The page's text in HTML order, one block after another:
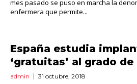
mes pasado se puso en marcha la
enfermera que permite...
España estudia
‘gratuitas’ al grado
admin 31 octubre, 2018